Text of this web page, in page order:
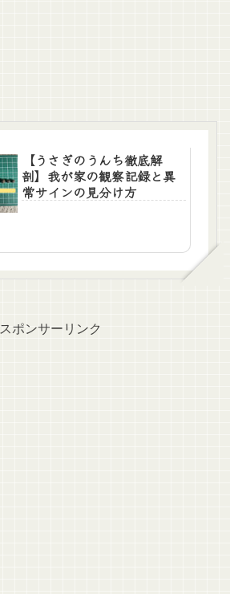
【うさぎのうんち徹底解
剖】我が家の観察記録と異
常サインの見分け方
スポンサーリンク